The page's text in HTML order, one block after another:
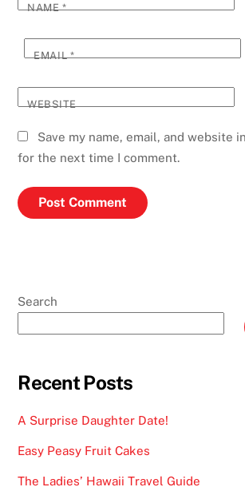
NAME*
EMAIL*
WEBSITE
Save my name, email, and website
for the next time I comment.
Search
Recent Posts
A Surprise Daughter Date!
Easy Peasy Fruit Cakes
The Ladies’ Hawaii Travel Guide